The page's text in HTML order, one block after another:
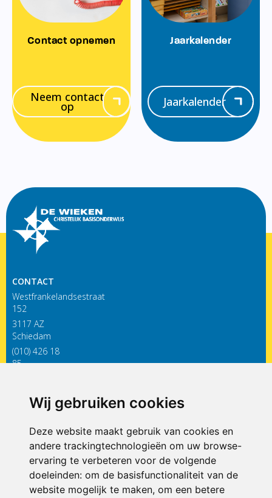
Wij gebruiken cookies
Deze website maakt gebruik van cookies en
andere trackingtechnologieën om uw browse-
ervaring te verbeteren voor de volgende
doeleinden: om de basisfunctionaliteit van de
website mogelijk te maken, om een betere
Contact opnemen
Neem contact
op
Jaarkalender
Jaarkalender
CONTACT
Westfrankelandsestraat
152
3117 AZ
Schiedam
(010) 426 18
85
ONDERDEEL VAN